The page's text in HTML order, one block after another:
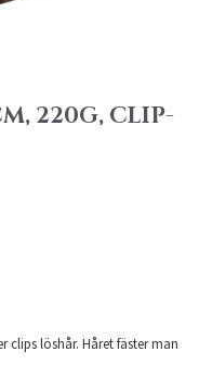
220G, CLIP-
clips löshår. Håret fäster man